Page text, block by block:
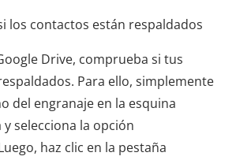
los contactos están respaldados
Drive, comprueba si tus
Para ello, simplemente
del engranaje en la esquina
selecciona la opción
haz clic en la pestaña